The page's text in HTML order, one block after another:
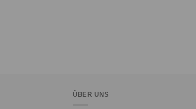
ÜBER UNS